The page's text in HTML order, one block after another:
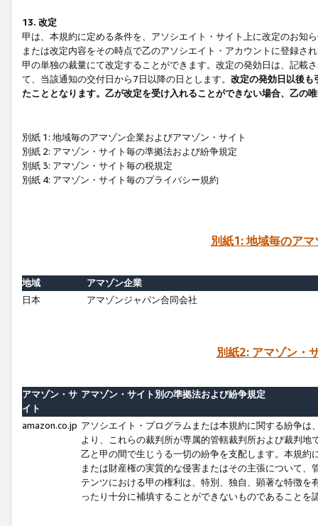
13. 改定
甲は、本規約に定める条件を、アソシエイト・サイト上に改定のお知
または改定内容をその時点で乙のアソシエイト・アカウントに登録さ
甲の単独の裁量にて改定することができます。改定の発効日は、記載
て、当該通知の交付日から7日以降の日とします。 改定の発効日以後も
たこととなります。乙が改定を受け入れることができない場合、乙の
別紙 1: 地域毎のアマゾン企業およびアマゾン・サイト
別紙 2: アマゾン・サイト毎の準拠法および紛争規定
別紙 3: アマゾン・サイト毎の税規定
別紙 4: アマゾン・サイト毎のプライバシー規約
別紙1: 地域毎のア
地域
アマゾン企業
日本
アマゾンジャパン合同会社
別紙2: アマゾン・
アマゾン・サ
イト
アマゾン・サイト別の準拠法および紛争規定
amazon.co.jp アソシエイト・プログラムまたは本規約に関する紛争
より、これらの裁判所が専属的管轄裁判所および裁判
乙と甲の間で生じうる一切の紛争を支配します。本規
または財産権の実質的な侵害またはその主張について
テンツにおける甲の権利は、特別、独自、顕著な特徴
ったり十分に補填することができないものであることを